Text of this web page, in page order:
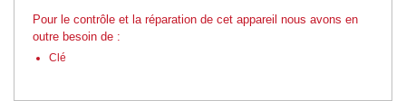
Pour le contrôle et la réparation de cet appareil nous avons en
outre besoin de :
Clé